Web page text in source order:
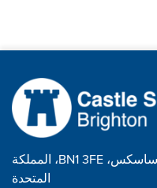
12 طريق دايك، برايتون، شرق ساسكس، BN1 3FE، المملكة
المتحدة